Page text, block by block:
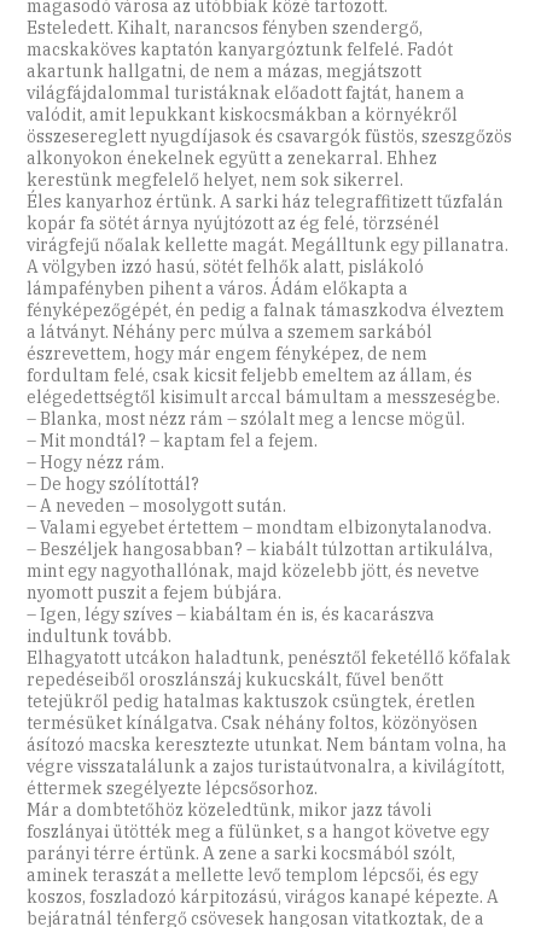
magasodó városa az utóbbiak közé tartozott.
Esteledett. Kihalt, narancsos fényben szendergő,
macskaköves kaptatón kanyargóztunk felfelé. Fadót
akartunk hallgatni, de nem a mázas, megjátszott
világfájdalommal turistáknak előadott fajtát, hanem a
valódit, amit lepukkant kiskocsmákban a környékről
összesereglett nyugdíjasok és csavargók füstös, szeszgőzös
alkonyokon énekelnek együtt a zenekarral. Ehhez
kerestünk megfelelő helyet, nem sok sikerrel.
Éles kanyarhoz értünk. A sarki ház telegraffitizett tűzfalán
kopár fa sötét árnya nyújtózott az ég felé, törzsénél
virágfejű nőalak kellette magát. Megálltunk egy pillanatra.
A völgyben izzó hasú, sötét felhők alatt, pislákoló
lámpafényben pihent a város. Ádám előkapta a
fényképezőgépét, én pedig a falnak támaszkodva élveztem
a látványt. Néhány perc múlva a szemem sarkából
észrevettem, hogy már engem fényképez, de nem
fordultam felé, csak kicsit feljebb emeltem az állam, és
elégedettségtől kisimult arccal bámultam a messzeségbe.
– Blanka, most nézz rám – szólalt meg a lencse mögül.
– Mit mondtál? – kaptam fel a fejem.
– Hogy nézz rám.
– De hogy szólítottál?
– A neveden – mosolygott sután.
– Valami egyebet értettem – mondtam elbizonytalanodva.
– Beszéljek hangosabban? – kiabált túlzottan artikulálva,
mint egy nagyothallónak, majd közelebb jött, és nevetve
nyomott puszit a fejem búbjára.
– Igen, légy szíves – kiabáltam én is, és kacarászva
indultunk tovább.
Elhagyatott utcákon haladtunk, penésztől feketéllő kőfalak
repedéseiből oroszlánszáj kukucskált, fűvel benőtt
tetejükről pedig hatalmas kaktuszok csüngtek, éretlen
termésüket kínálgatva. Csak néhány foltos, közönyösen
ásítozó macska keresztezte utunkat. Nem bántam volna, ha
végre visszatalálunk a zajos turistaútvonalra, a kivilágított,
éttermek szegélyezte lépcsősorhoz.
Már a dombtetőhöz közeledtünk, mikor jazz távoli
foszlányai ütötték meg a fülünket, s a hangot követve egy
parányi térre értünk. A zene a sarki kocsmából szólt,
aminek teraszát a mellette levő templom lépcsői, és egy
koszos, foszladozó kárpitozású, virágos kanapé képezte. A
bejáratnál ténfergő csövesek hangosan vitatkoztak, de a